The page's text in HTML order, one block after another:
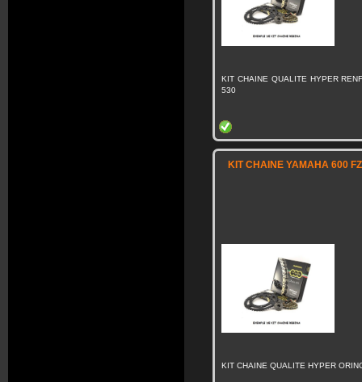
KIT CHAINE QUALITE HYPER
530
KIT CHAINE YAMAHA 600
KIT CHAINE QUALITE HYPER